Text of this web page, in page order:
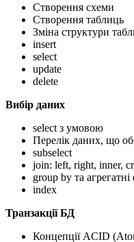
Створення схеми
Створення таблиць
Зміна структури
insert
select
update
delete
Вибір даних
select з умовою
Перелік даних, що
subselect
join: left, right, inner,
group by та агрегатні
index
Транзакції БД
Концепції ACID